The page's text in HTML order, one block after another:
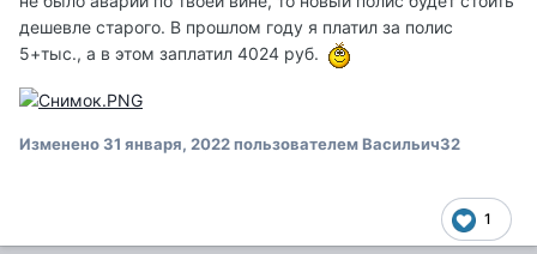
дешевле старого. В прошлом году я платил за полис
5+тыс., а в этом заплатил 4024 руб.
Изменено31 января, 2022пользователем Васильич32
1